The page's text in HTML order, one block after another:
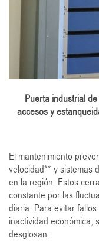
Puerta industrial
accesos y
El mantenimiento
velocidad** y sistemas
en la región. Estos
constante por las
diaria. Para evitar
inactividad económica,
desglosan: